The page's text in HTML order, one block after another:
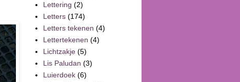
Lettering (2)
Letters (174)
Letters tekenen (4)
Lettertekenen (4)
Lichtzakje (5)
Lis Paludan (3)
Luierdoek (6)